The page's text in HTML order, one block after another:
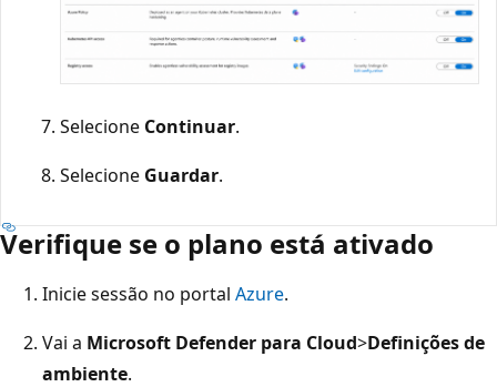
Selecione Continuar.
Selecione Guardar.
Verifique se o plano está ativado
Inicie sessão no portal Azure.
Vai a Microsoft Defender para Cloud>Definições de
ambiente.